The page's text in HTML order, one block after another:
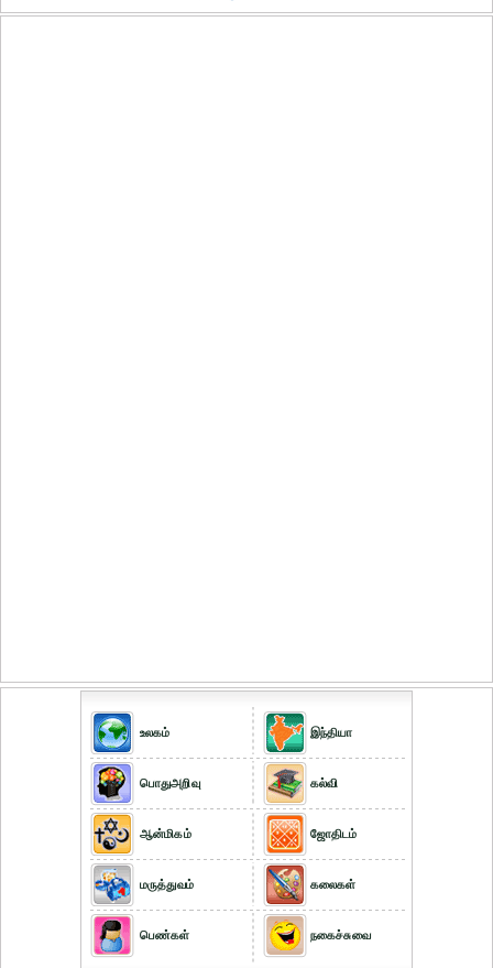
உலகம்
பொதுஅறிவு
ஆன்மிகம்
மருத்துவம்
பெண்கள்
இந்தியா
கல்வி
ஜோதிடம்
கலைகள்
நகைச்சுவை